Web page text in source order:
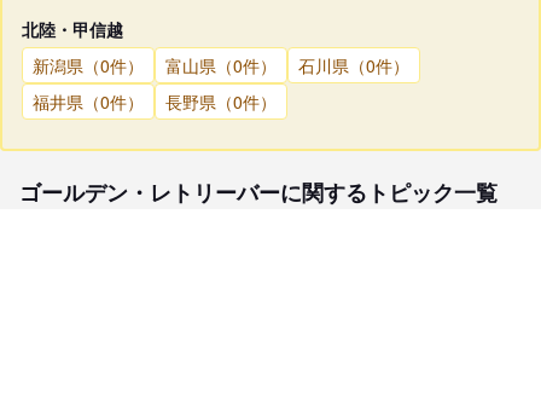
北陸・甲信越
新潟県（0件）
富山県（0件）
石川県（0件）
福井県（0件）
長野県（0件）
ゴールデン・レトリーバーに関するトピック一覧